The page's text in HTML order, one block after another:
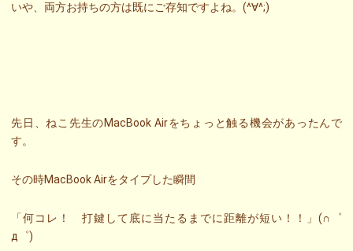
いや、両方お持ちの方は既にご存知ですよね。(^∀^;)
先日、ねこ先生のMacBook Airをちょっと触る機会があったんで
す。
その時MacBook Airをタイプした瞬間
「何コレ！ 打鍵して底に当たるまでに距離が短い！！」(∩゜
д゜)